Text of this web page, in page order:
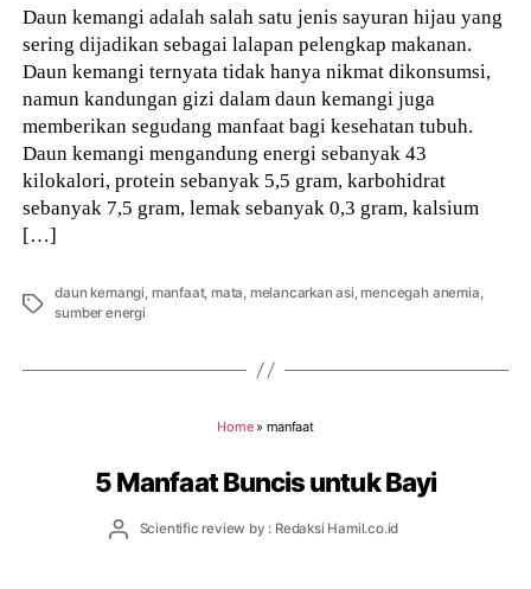
Daun kemangi adalah salah satu jenis sayuran hijau yang
sering dijadikan sebagai lalapan pelengkap makanan.
Daun kemangi ternyata tidak hanya nikmat dikonsumsi,
namun kandungan gizi dalam daun kemangi juga
memberikan segudang manfaat bagi kesehatan tubuh.
Daun kemangi mengandung energi sebanyak 43
kilokalori, protein sebanyak 5,5 gram, karbohidrat
sebanyak 7,5 gram, lemak sebanyak 0,3 gram, kalsium
[…]
Tags
daun kemangi, manfaat, mata, melancarkan asi,mencegah anemia,
sumber energi
Home» manfaat
5 Manfaat Buncis untuk Bayi
PostScientific review by : Redaksi Hamil.co.id